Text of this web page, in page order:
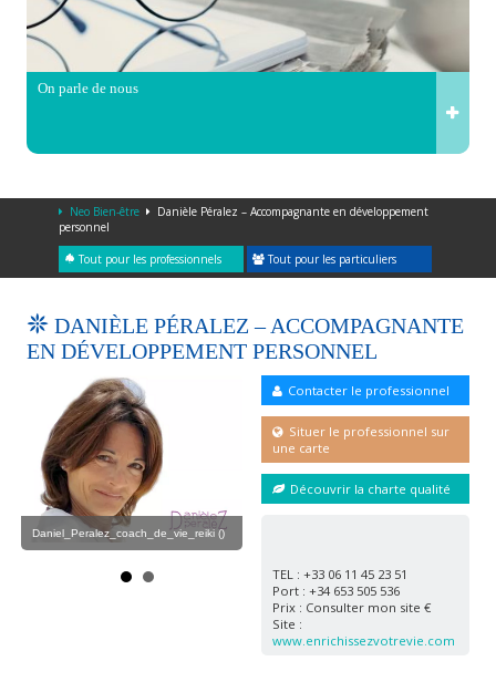
On parle de nous
Neo Bien-être
Danièle Péralez – Accompagnante en développement
personnel
Tout pour les professionnels Tout pour les particuliers
DANIÈLE PÉRALEZ – ACCOMPAGNANTE
EN DÉVELOPPEMENT PERSONNEL
Daniel_Peralez_coach_de_vie_reiki ()
Daniel_Peralez_coach_de_vie_reiki2 ()
Contacter le professionnel
Situer le professionnel sur
une carte
Découvrir la charte qualité
TEL : +33 06 11 45 23 51
Port : +34 653 505 536
Prix : Consulter mon site €
Site :
www.enrichissezvotrevie.com